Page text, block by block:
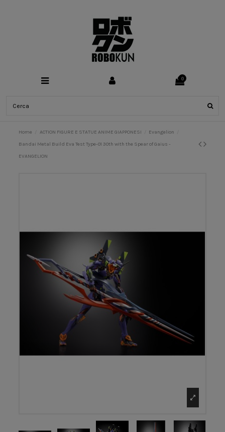
0
Home ACTION FIGURE E STATUE ANIME GIAPPONESI
Evangelion
Bandai Metal Build Eva Test Type-01 30th with the Spear of Gaius -
EVANGELION